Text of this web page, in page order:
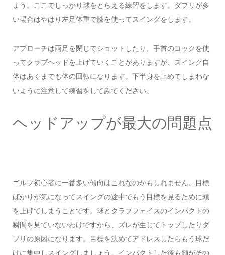
ょう。ここでしっかり球をとらえる練習をします。ダフリが多
い場合はやはり左足体重で膝を使ってスイングをします。
アプローチは両足を閉じてショットしたり、手首のコックを使
ってクラブヘッドを上げていくことがありますが、スイング自
体はあくまでも体の回転になります。下半身を止めてしまわな
いように注意して練習をしてみてください。
ヘッドアップが最大の問題点
ゴルフ初心者に一番多い傾向はこれなのかもしれません。目標
ばかりが気になってスイングの途中でもう目標を見るために頭
を上げてしまうことです。球とクラブフェイスのインパクトの
瞬間を見ていないわけですから、ズレが生じてトップしたりダ
フリの原因になります。目標を決めてアドレスしたらもう球だ
けに集中しスイングしましょう。インパクトした後も顔がその